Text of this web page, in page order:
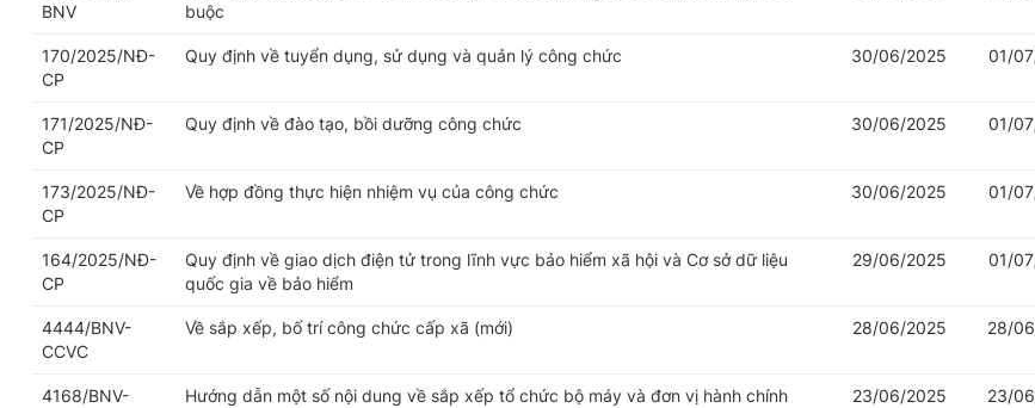
BNV
buộc
170/2025/NĐ-
CP
Quy định về tuyển dụng, sử dụng và quản lý công chức 30/06/2025 01/
171/2025/NĐ-
CP
Quy định về đào tạo, bồi dưỡng công chức 30/06/2025 01/
173/2025/NĐ-
CP
Về hợp đồng thực hiện nhiệm vụ của công chức 30/06/2025 01/
164/2025/NĐ-
CP
Quy định về giao dịch điện tử trong lĩnh vực bảo hiểm xã hội và Cơ sở dữ liệu
quốc gia về bảo hiểm
29/06/2025 01/
4444/BNV-
CCVC
Về sắp xếp, bố trí công chức cấp xã (mới) 28/06/2025 28/
4168/BNV-
Hướng dẫn một số nội dung về sắp xếp tổ chức bộ máy và đơn vị hành chính 23/06/2025 23/